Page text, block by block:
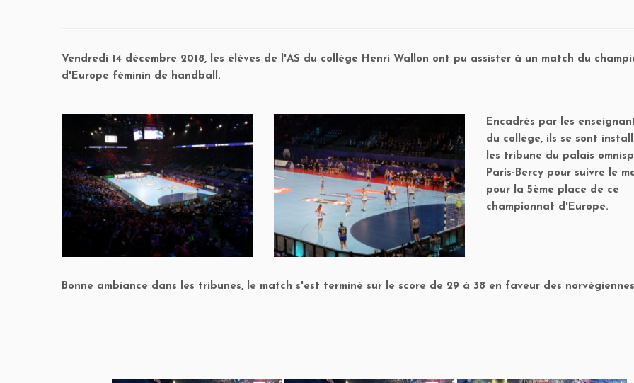
Vendredi 14 décembre 2018, les élèves de l'AS du collège Henri Wallon ont pu assister à un match du
d'Europe féminin de handball.
Encadrés par les
du collège, ils se sont
les tribune du palais
Paris-Bercy pour suivre le
pour la 5ème place de ce
championnat d'Europe.
Bonne ambiance dans les tribunes, le match s'est terminé sur le score de 29 à 38 en faveur des